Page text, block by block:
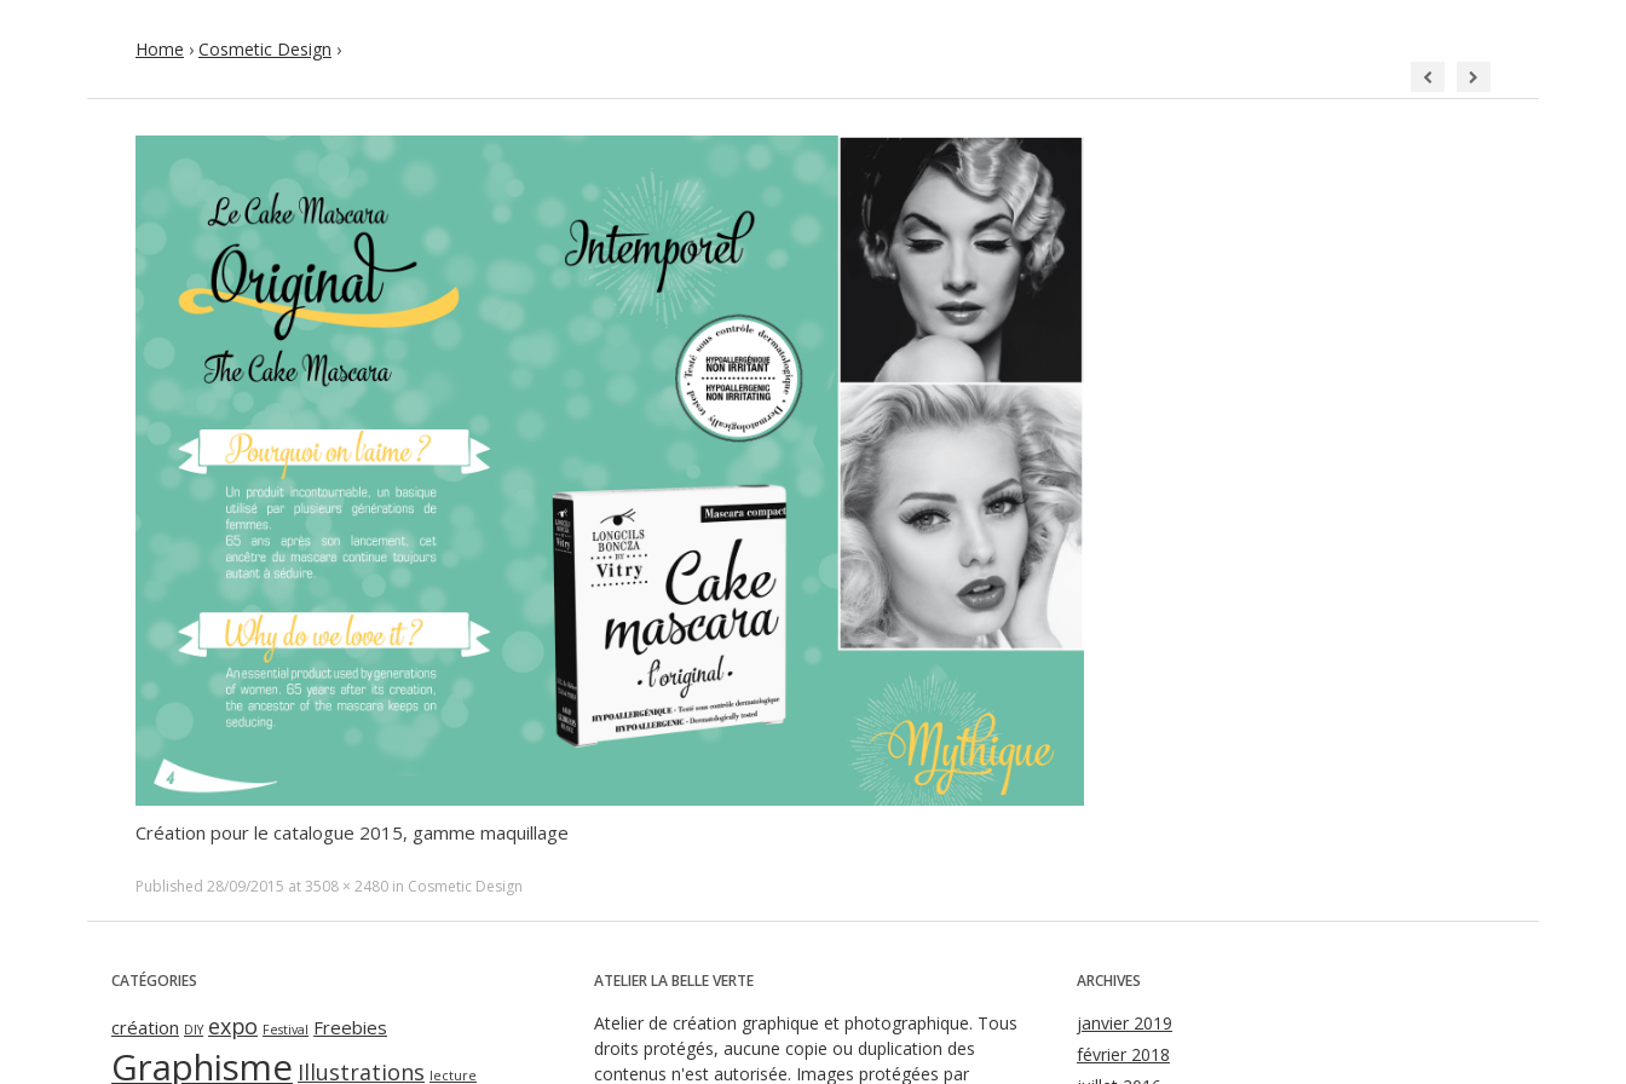
Home › Cosmetic Design ›
Création pour le catalogue 2015, gamme maquillage
Published 28/09/2015 at3508 × 2480 in Cosmetic Design
CATÉGORIES
création DIY expo Festival Freebies
Graphisme Illustrations lecture
ATELIER LA BELLE VERTE
Atelier de création graphique et photographique. Tous
droits protégés, aucune copie ou duplication des
contenus n'est autorisée. Images protégées par
ARCHIVES
janvier 2019
février 2018